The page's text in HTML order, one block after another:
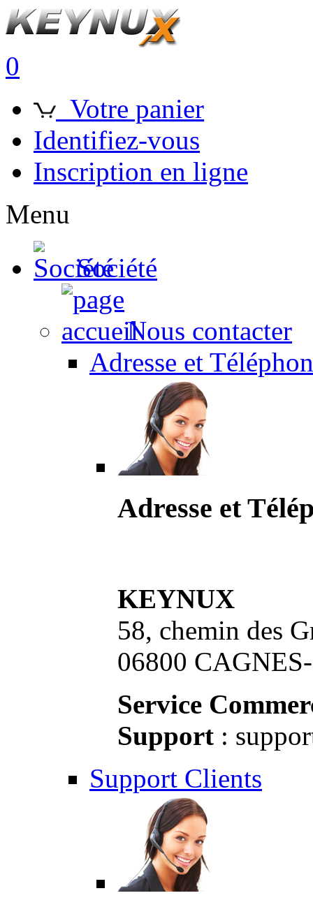
0
Votre panier
Identifiez-vous
Inscription en ligne
Menu
Société
Nous contacter
Adresse et
Adresse et
KEYNUX
58, chemin des
06800
Service
Support :
Support Clients